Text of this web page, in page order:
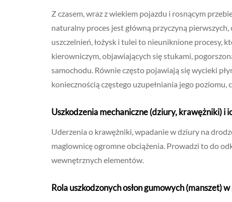
Z czasem, wraz z wiekiem pojazdu i rosnącym
naturalny proces jest główną przyczyną
uszczelnień, łożysk i tulei to nieuniknione procesy,
kierowniczym, objawiających się stukami,
samochodu. Równie często pojawiają się wycieki
koniecznością częstego uzupełniania jego
Uszkodzenia mechaniczne (dziury, krawężniki) i
Uderzenia o krawężniki, wpadanie w dziury na
maglownicę ogromne obciążenia. Prowadzi to do
wewnętrznych elementów.
Rola uszkodzonych osłon gumowych (manszet)